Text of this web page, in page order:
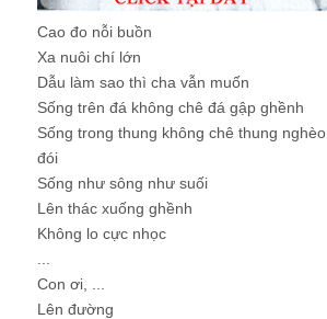
Cao đo nỗi buồn
Xa nuôi chí lớn
Dẫu làm sao thì cha vẫn muốn
Sống trên đá không chê đá gập ghềnh
Sống trong thung không chê thung nghèo
đói
Sống như sông như suối
Lên thác xuống ghềnh
Không lo cực nhọc
Con ơi, ...
Lên đường